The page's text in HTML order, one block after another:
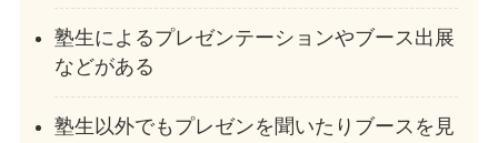
塾生によるプレゼンテーションやブース出展
などがある
塾生以外でもプレゼンを聞いたりブースを見